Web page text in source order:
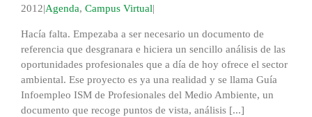
2012|Agenda, Campus Virtual|
Hacía falta. Empezaba a ser necesario un documento de
referencia que desgranara e hiciera un sencillo análisis de las
oportunidades profesionales que a día de hoy ofrece el sector
ambiental. Ese proyecto es ya una realidad y se llama Guía
Infoempleo ISM de Profesionales del Medio Ambiente, un
documento que recoge puntos de vista, análisis [...]